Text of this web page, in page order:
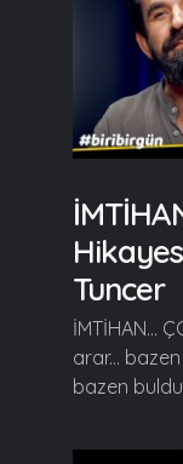
Tuncer
İMTİHAN...
arar...
bazen